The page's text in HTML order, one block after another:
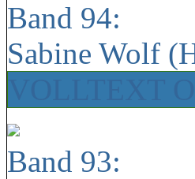
Band 94:
Sabine Wolf
Band 93: